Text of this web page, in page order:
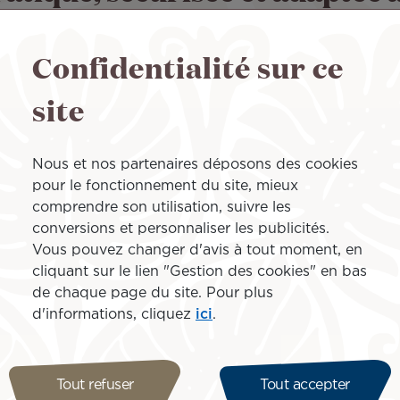
les billets au départ de la France métropolitaine, de
spécificités :
Italie et Polynésie Française.
consulter les conditions générales de
aventure avec Air Tahiti
Arrivée à
vous intéresser...
Confidentialité sur ce
site
Nous et nos partenaires déposons des cookies
pour le fonctionnement du site, mieux
comprendre son utilisation, suivre les
conversions et personnaliser les publicités.
Vous pouvez changer d'avis à tout moment, en
cliquant sur le lien "Gestion des cookies" en bas
de chaque page du site. Pour plus
d'informations, cliquez ici.
Tout refuser Tout accepter